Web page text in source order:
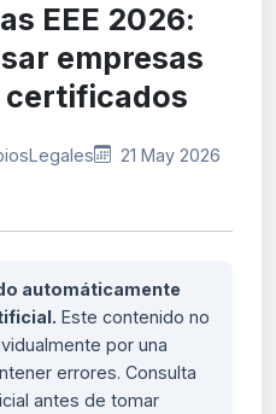
EEE 2026:
empresas
21 May 2026
automáticamente
Este contenido no
por una
errores. Consulta
antes de tomar